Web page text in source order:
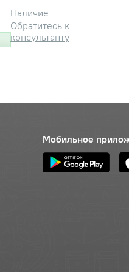
Наличие
Обратитесь к
консультанту
консультанту
Наличие
Цена
Мобильное